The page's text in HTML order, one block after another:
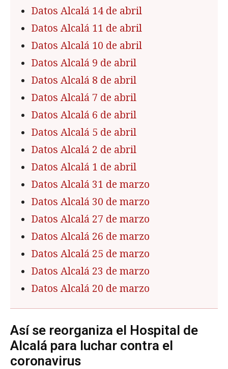
Datos Alcalá 14 de abril
Datos Alcalá 11 de abril
Datos Alcalá 10 de abril
Datos Alcalá 9 de abril
Datos Alcalá 8 de abril
Datos Alcalá 7 de abril
Datos Alcalá 6 de abril
Datos Alcalá 5 de abril
Datos Alcalá 2 de abril
Datos Alcalá 1 de abril
Datos Alcalá 31 de marzo
Datos Alcalá 30 de marzo
Datos Alcalá 27 de marzo
Datos Alcalá 26 de marzo
Datos Alcalá 25 de marzo
Datos Alcalá 23 de marzo
Datos Alcalá 20 de marzo
Así se reorganiza el Hospital de
Alcalá para luchar contra el
coronavirus